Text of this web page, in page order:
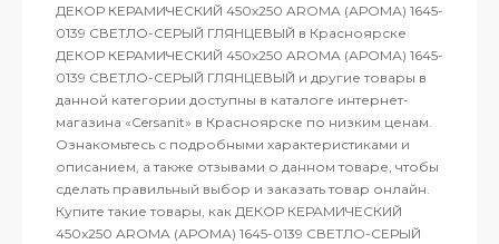
ДЕКОР КЕРАМИЧЕСКИЙ 450х250 AROMA (АРОМА) 1645-
0139 СВЕТЛО-СЕРЫЙ ГЛЯНЦЕВЫЙ в Красноярске
ДЕКОР КЕРАМИЧЕСКИЙ 450х250 AROMA (АРОМА) 1645-
0139 СВЕТЛО-СЕРЫЙ ГЛЯНЦЕВЫЙ и другие товары в
данной категории доступны в каталоге интернет-
магазина «Cersanit» в Красноярске по низким ценам.
Ознакомьтесь с подробными характеристиками и
описанием, а также отзывами о данном товаре, чтобы
сделать правильный выбор и заказать товар онлайн.
Купите такие товары, как ДЕКОР КЕРАМИЧЕСКИЙ
450х250 AROMA (АРОМА) 1645-0139 СВЕТЛО-СЕРЫЙ